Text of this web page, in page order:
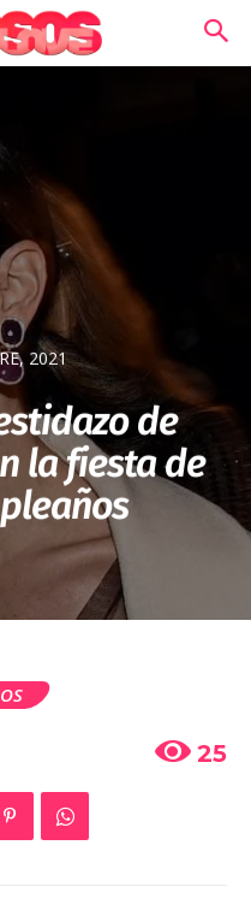
2021
de
la fiesta de
25